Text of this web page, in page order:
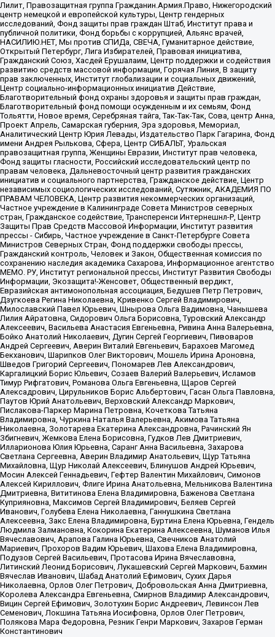
Лилит, Правозащитная группа Гражданин.Армия.Право, Нижегородский
центр немецкой и европейской культуры, Центр гендерных
исследований, Фонд защиты прав граждан Штаб, Институт права и
публичной политики, Фонд борьбы с коррупцией, Альянс врачей,
НАСИЛИЮ.НЕТ, Мы против СПИДа, СВЕЧА, Гуманитарное действие,
Открытый Петербург, Лига Избирателей, Правовая инициатива,
Гражданский Союз, Хасдей Ерушалаим, Центр поддержки и содействия
развитию средств массовой информации, Горячая Линия, В защиту
прав заключенных, Институт глобализации и социальных движений,
Центр социально-информационных инициатив Действие,
Благотворительный фонд охраны здоровья и защиты прав граждан,
Благотворительный фонд помощи осужденным и их семьям, Фонд
Тольятти, Новое время, Серебряная тайга, Так-Так-Так, Сова, центр Анна,
Проект Апрель, Самарская губерния, Эра здоровья, Мемориал,
Аналитический Центр Юрия Левады, Издательство Парк Гагарина, Фонд
имени Андрея Рылькова, Сфера, Центр СИБАЛЬТ, Уральская
правозащитная группа, Женщины Евразии, Институт прав человека,
Фонд защиты гласности, Российский исследовательский центр по
правам человека, Дальневосточный центр развития гражданских
инициатив и социального партнерства, Гражданское действие, Центр
независимых социологических исследований, Сутяжник, АКАДЕМИЯ ПО
ПРАВАМ ЧЕЛОВЕКА, Центр развития некоммерческих организаций,
Частное учреждение в Калининграде Совета Министров северных
стран, Гражданское содействие, Трансперенси Интернешнл-Р, Центр
Защиты Прав Средств Массовой Информации, Институт развития
прессы - Сибирь, Частное учреждение в Санкт-Петербурге Совета
Министров Северных Стран, Фонд поддержки свободы прессы,
Гражданский контроль, Человек и Закон, Общественная комиссия по
сохранению наследия академика Сахарова, Информационное агентство
МЕМО. РУ, Институт региональной прессы, Институт Развития Свободы
Информации, Экозащита!-Женсовет, Общественный вердикт,
Евразийская антимонопольная ассоциация, Бедушев Петр Петрович,
Дзугкоева Регина Николаевна, Кривенко Сергей Владимирович,
Милославский Павел Юрьевич, Шнырова Ольга Вадимовна, Чанышева
Лилия Айратовна, Сидорович Ольга Борисовна, Туровский Александр
Алексеевич, Васильева Анастасия Евгеньевна, Ривина Анна Валерьевна,
Бойко Анатолий Николаевич, Дугин Сергей Георгиевич, Пивоваров
Андрей Сергеевич, Аверин Виталий Евгеньевич, Барахоев Магомед
Бекханович, Шарипков Олег Викторович, Мошель Ирина Ароновна,
Шведов Григорий Сергеевич, Пономарев Лев Александрович,
Каргалицкий Борис Юльевич, Созаев Валерий Валерьевич, Исламов
Тимур Рифгатович, Романова Ольга Евгеньевна, Щаров Сергей
Алексадрович, Цирульников Борис Альбертович, Гасан Ольга Павловна,
Паутов Юрий Анатольевич, Верховский Александр Маркович,
Пислакова-Паркер Марина Петровна, Кочеткова Татьяна
Владимировна, Чуркина Наталья Валерьевна, Акимова Татьяна
Николаевна, Золотарева Екатерина Александровна, Рачинский Ян
Збигневич, Жемкова Елена Борисовна, Гудков Лев Дмитриевич,
Илларионова Юлия Юрьевна, Саранг Анна Васильевна, Захарова
Светлана Сергеевна, Аверин Владимир Анатольевич, Щур Татьяна
Михайловна, Щур Николай Алексеевич, Блинушов Андрей Юрьевич,
Мосин Алексей Геннадьевич, Гефтер Валентин Михайлович, Симонов
Алексей Кириллович, Флиге Ирина Анатольевна, Мельникова Валентина
Дмитриевна, Вититинова Елена Владимировна, Баженова Светлана
Куприяновна, Максимов Сергей Владимирович, Беляев Сергей
Иванович, Голубева Елена Николаевна, Ганнушкина Светлана
Алексеевна, Закс Елена Владимировна, Буртина Елена Юрьевна, Гендель
Людмила Залмановна, Кокорина Екатерина Алексеевна, Шуманов Илья
Вячеславович, Арапова Галина Юрьевна, Свечников Анатолий
Мариевич, Прохоров Вадим Юрьевич, Шахова Елена Владимировна,
Подузов Сергей Васильевич, Протасова Ирина Вячеславовна,
Литинский Леонид Борисович, Лукашевский Сергей Маркович, Бахмин
Вячеслав Иванович, Шабад Анатолий Ефимович, Сухих Дарья
Николаевна, Орлов Олег Петрович, Добровольская Анна Дмитриевна,
Королева Александра Евгеньевна, Смирнов Владимир Александрович,
Вицин Сергей Ефимович, Золотухин Борис Андреевич, Левинсон Лев
Семенович, Локшина Татьяна Иосифовна, Орлов Олег Петрович,
Полякова Мара Федоровна, Резник Генри Маркович, Захаров Герман
Константинович